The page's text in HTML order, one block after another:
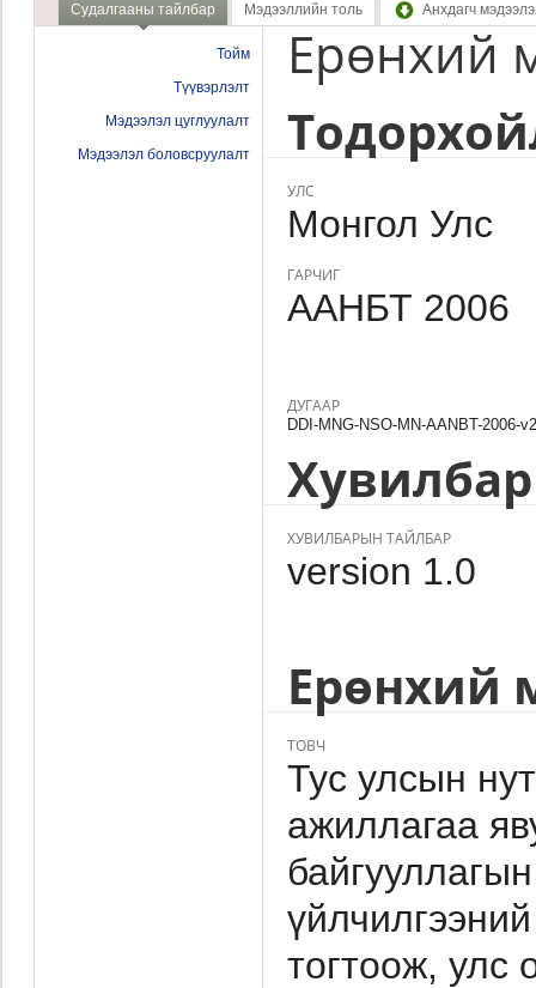
Судалгааны тайлбар Мэдээллийн толь Анхдагч
Тойм
Түүвэрлэлт
Мэдээлэл цуглуулалт
Мэдээлэл боловсруулалт
Ерөнхий
УЛС
Монгол Улс
ГАРЧИГ
ААНБТ 2006
ДУГААР
DDI-MNG-NSO-MN-AANBT-2006-
Хувилбар
ХУВИЛБАРЫН ТАЙЛБАР
version 1.0
Ерөнхий
ТОВЧ
Тус улсын
ажиллагаа
тогтоож, улс